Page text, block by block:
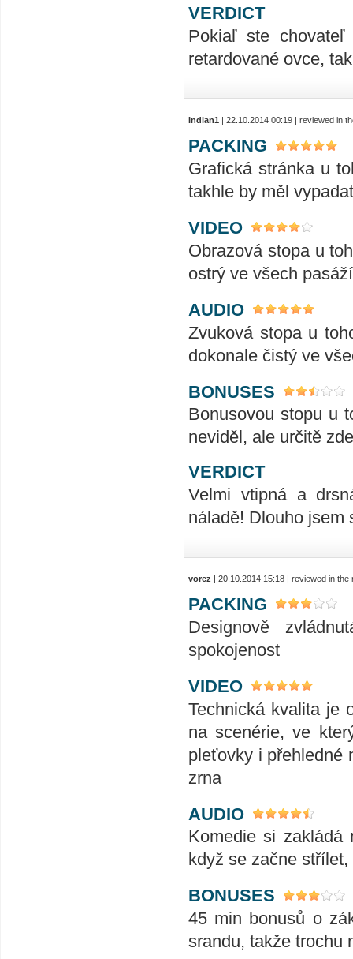
VERDICT
Pokiaľ ste
retardované ovce,
Indian1 | 22.10.2014 00:19 | reviewed in
PACKING
Grafická stránka u
takhle by měl
VIDEO
Obrazová stopa u
ostrý ve všech
AUDIO
Zvuková stopa u
dokonale čistý ve
BONUSES
Bonusovou stopu u
neviděl, ale určitě
VERDICT
Velmi vtipná a
náladě! Dlouho jsem
vorez | 20.10.2014 15:18 | reviewed in
PACKING
Designově
spokojenost
VIDEO
Technická kvalita je
na scenérie, ve
pleťovky i přehledné
zrna
AUDIO
Komedie si zakládá
když se začne
BONUSES
45 min bonusů o
srandu, takže trochu